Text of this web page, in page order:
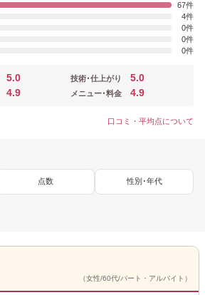
67
4
0
0
0
5.0
4.9
技術･仕上がり 5.0
メニュー･料金 4.9
口コミ・平均点について
点数 性別･年代
（女性/60代/パート・アルバイト）